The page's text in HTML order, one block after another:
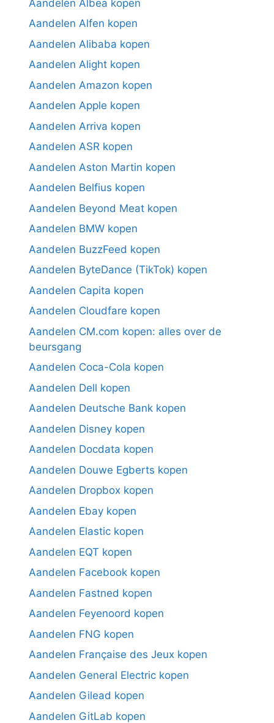
Aandelen Albea kopen
Aandelen Alfen kopen
Aandelen Alibaba kopen
Aandelen Alight kopen
Aandelen Amazon kopen
Aandelen Apple kopen
Aandelen Arriva kopen
Aandelen ASR kopen
Aandelen Aston Martin kopen
Aandelen Belfius kopen
Aandelen Beyond Meat kopen
Aandelen BMW kopen
Aandelen BuzzFeed kopen
Aandelen ByteDance (TikTok) kopen
Aandelen Capita kopen
Aandelen Cloudfare kopen
Aandelen CM.com kopen: alles over de
beursgang
Aandelen Coca-Cola kopen
Aandelen Dell kopen
Aandelen Deutsche Bank kopen
Aandelen Disney kopen
Aandelen Docdata kopen
Aandelen Douwe Egberts kopen
Aandelen Dropbox kopen
Aandelen Ebay kopen
Aandelen Elastic kopen
Aandelen EQT kopen
Aandelen Facebook kopen
Aandelen Fastned kopen
Aandelen Feyenoord kopen
Aandelen FNG kopen
Aandelen Française des Jeux kopen
Aandelen General Electric kopen
Aandelen Gilead kopen
Aandelen GitLab kopen